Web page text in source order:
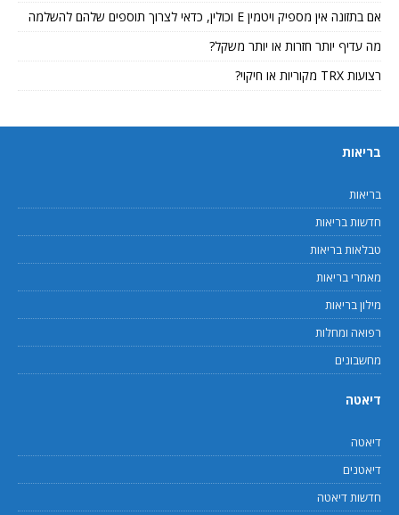
אם בתזונה אין מספיק ויטמין E וכולין, כדאי לצרוך תוספים שלהם להשלמה
מה עדיף יותר חזרות או יותר משקל?
רצועות TRX מקוריות או חיקוי?
בריאות
בריאות
חדשות בריאות
טבלאות בריאות
מאמרי בריאות
מילון בריאות
רפואה ומחלות
מחשבונים
דיאטה
דיאטה
דיאטנים
חדשות דיאטה